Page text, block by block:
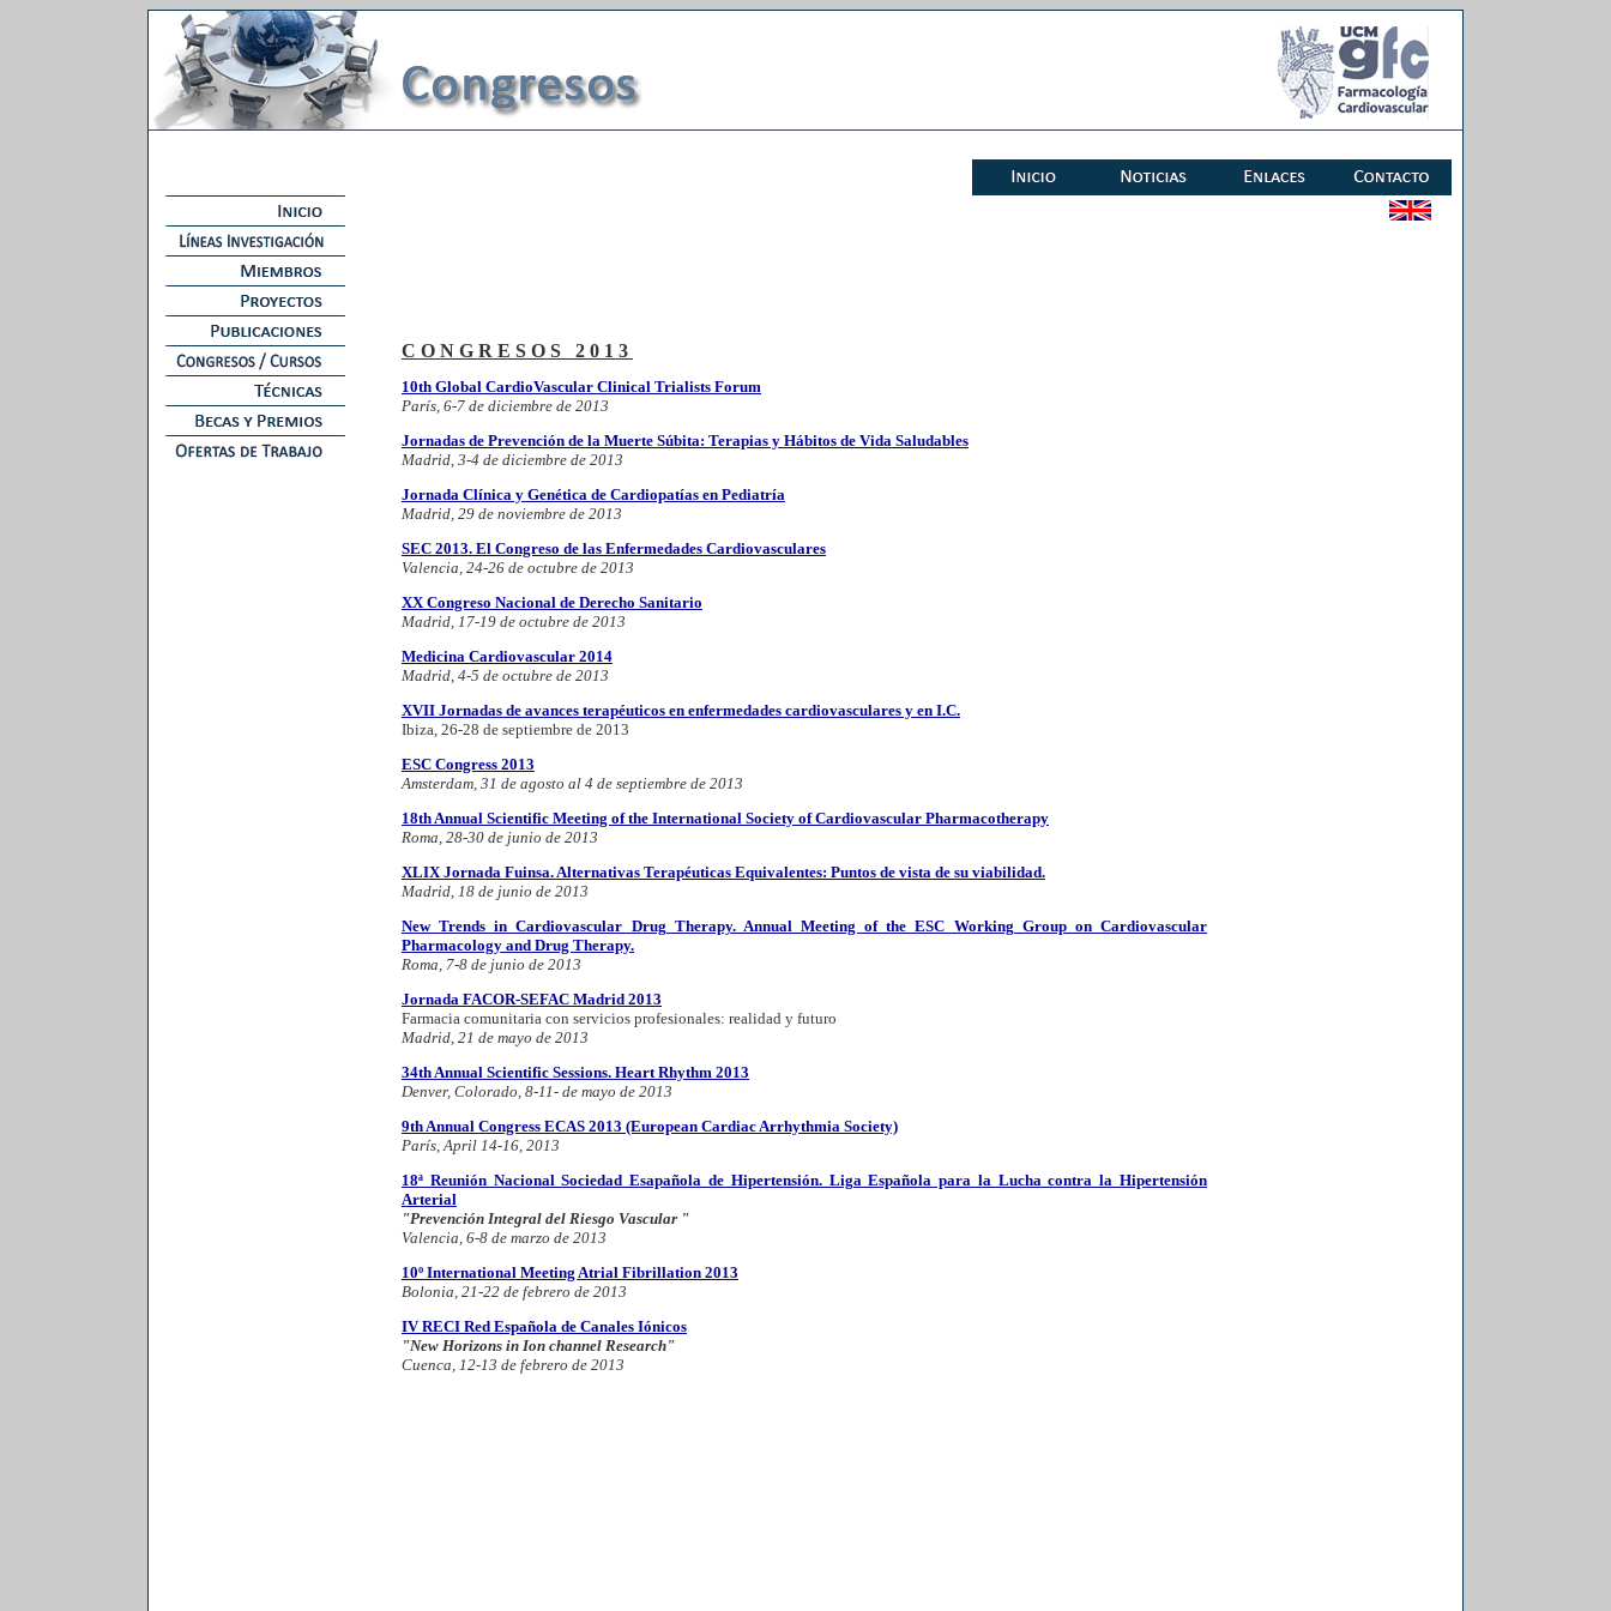
CONGRESOS 2013
10th Global CardioVascular Clinical Trialists Forum
París, 6-7 de diciembre de 2013
Jornadas de Prevención de la Muerte Súbita: Terapias y Hábitos de Vida Saludables
Madrid, 3-4 de diciembre de 2013
Jornada Clínica y Genética de Cardiopatías en Pediatría
Madrid, 29 de noviembre de 2013
SEC 2013. El Congreso de las Enfermedades Cardiovasculares
Valencia, 24-26 de octubre de 2013
XX Congreso Nacional de Derecho Sanitario
Madrid, 17-19 de octubre de 2013
Medicina Cardiovascular 2014
Madrid, 4-5 de octubre de 2013
XVII Jornadas de avances terapéuticos en enfermedades cardiovasculares y en I.C.
Ibiza, 26-28 de septiembre de 2013
ESC Congress 2013
Amsterdam, 31 de agosto al 4 de septiembre de 2013
18th Annual Scientific Meeting of the International Society of Cardiovascular Pharmacotherapy
Roma, 28-30 de junio de 2013
XLIX Jornada Fuinsa. Alternativas Terapéuticas Equivalentes: Puntos de vista de su viabilidad.
Madrid, 18 de junio de 2013
New Trends in Cardiovascular Drug Therapy. Annual Meeting of the ESC Working Group on Cardiovascular
Pharmacology and Drug Therapy.
Roma, 7-8 de junio de 2013
Jornada FACOR-SEFAC Madrid 2013
Farmacia comunitaria con servicios profesionales: realidad y futuro
Madrid, 21 de mayo de 2013
34th Annual Scientific Sessions. Heart Rhythm 2013
Denver, Colorado, 8-11- de mayo de 2013
9th Annual Congress ECAS 2013 (European Cardiac Arrhythmia Society)
París, April 14-16, 2013
18ª Reunión Nacional Sociedad Esapañola de Hipertensión. Liga Española para la Lucha contra la Hipertensión
Arterial
"Prevención Integral del Riesgo Vascular "
Valencia, 6-8 de marzo de 2013
10º International Meeting Atrial Fibrillation 2013
Bolonia, 21-22 de febrero de 2013
IV RECI Red Española de Canales Iónicos
"New Horizons in Ion channel Research"
Cuenca, 12-13 de febrero de 2013